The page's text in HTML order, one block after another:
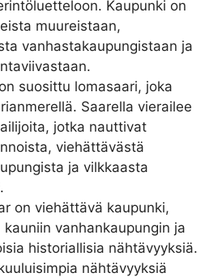
Kaupunki on
muureistaan,
vanhastakaupungistaan ja
suosittu lomasaari, joka
Saarella vierailee
jotka nauttivat
viehättävästä
ja vilkkaasta
on viehättävä kaupunki,
kauniin vanhankaupungin ja
historiallisia nähtävyyksiä.
nähtävyyksiä